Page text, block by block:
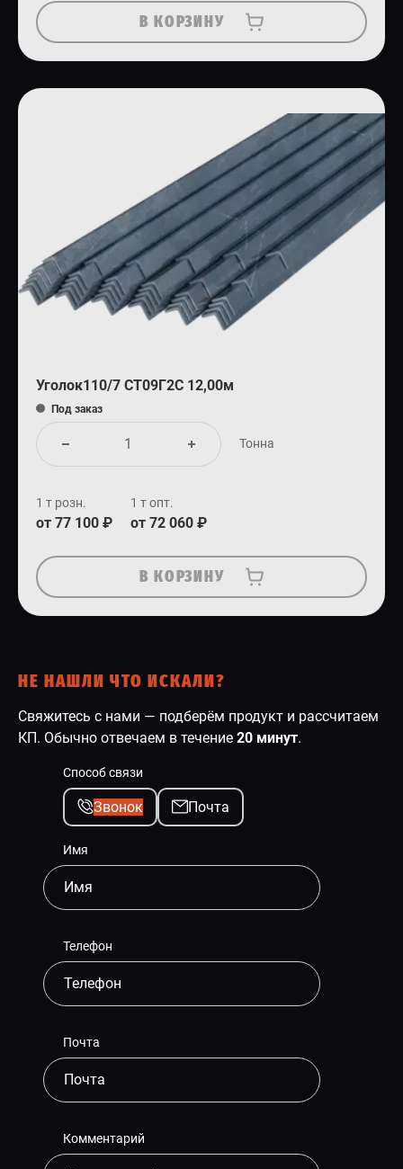
В КОРЗИНУ
Уголок110/7 СТ09Г2С 12,00м
Под заказ
Тонна
1 т розн.
от 77 100 ₽
1 т опт.
от 72 060 ₽
В КОРЗИНУ
НЕ НАШЛИ ЧТО ИСКАЛИ?
Свяжитесь с нами — подберём продукт и рассчитаем
КП. Обычно отвечаем в течение 20 минут.
Способ связи
Звонок Почта
Имя
Телефон
Почта
Комментарий